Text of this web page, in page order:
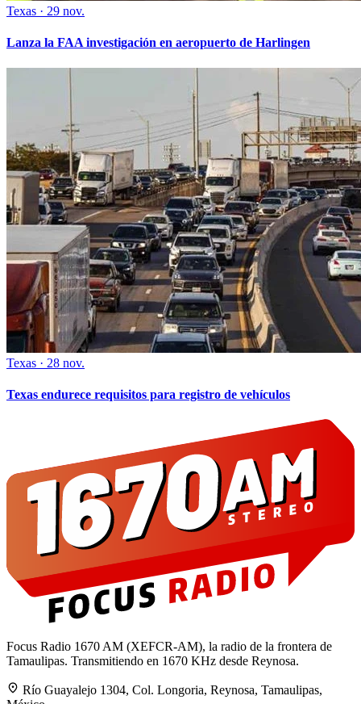
Texas · 29 nov.
Lanza la FAA investigación en aeropuerto de Harlingen
Texas · 28 nov.
Texas endurece requisitos para registro de vehículos
Focus Radio 1670 AM (XEFCR-AM), la radio de la frontera de
Tamaulipas. Transmitiendo en 1670 KHz desde Reynosa.
Río Guayalejo 1304, Col. Longoria, Reynosa, Tamaulipas,